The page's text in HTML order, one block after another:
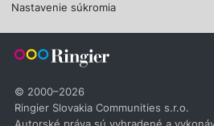
Nastavenie súkromia
© 2000–2026
Ringier Slovakia Communities s.r.o.